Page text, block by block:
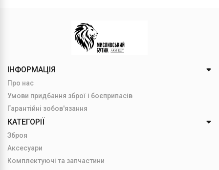
ІНФОРМАЦІЯ
Про нас
Умови придбання зброї і боєприпасів
Гарантійні зобов'язання
КАТЕГОРІЇ
Зброя
Аксесуари
Комплектуючі та запчастини